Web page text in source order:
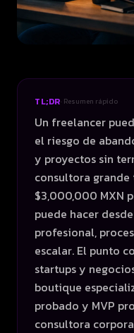
TL;DR· Resumen rápido
Un freelancer
el riesgo de
y proyectos sin
consultora
$3,000,000 MXN
puede hacer
profesional,
escalar. El punto
startups y
boutique
probado y MVP
consultora